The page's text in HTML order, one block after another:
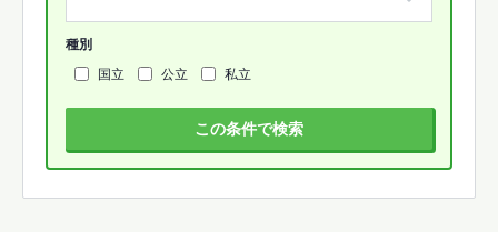
種別
国立
公立 私立
この条件で検索